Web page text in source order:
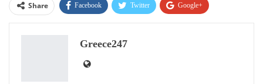
Share Facebook Twitter Google+
Greece247